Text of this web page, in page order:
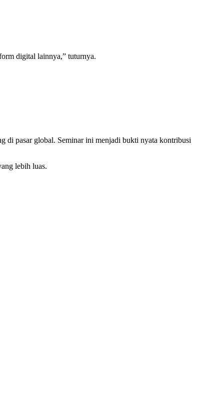
digital lainnya,” tuturnya.
di pasar global. Seminar ini menjadi bukti nyata kontribusi
lebih luas.